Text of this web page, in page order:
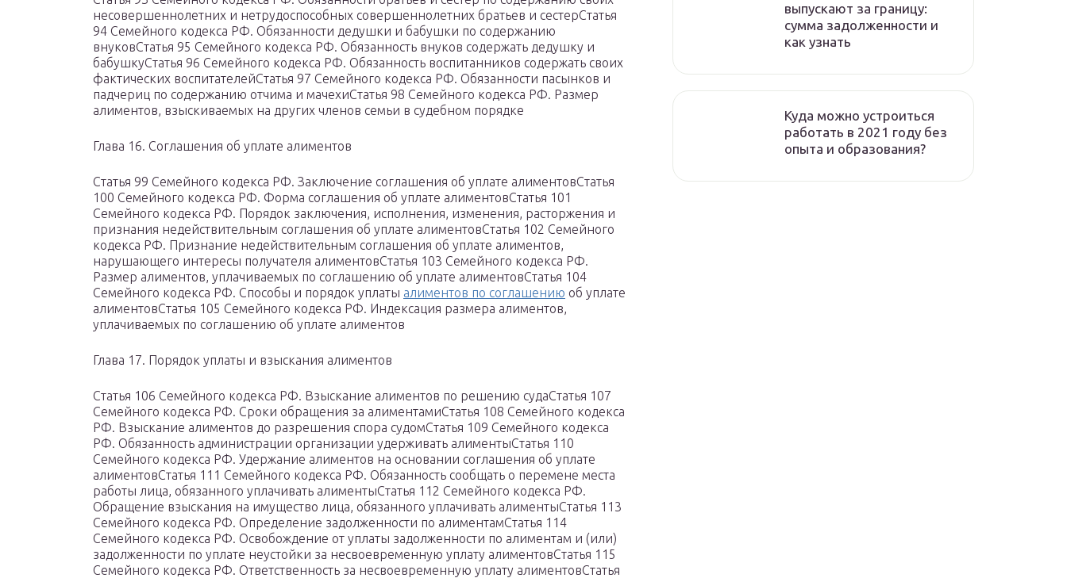
несовершеннолетних и нетрудоспособных совершеннолетних братьев и сестерСтатья
94 Семейного кодекса РФ. Обязанности дедушки и бабушки по содержанию
внуковСтатья 95 Семейного кодекса РФ. Обязанность внуков содержать дедушку и
бабушкуСтатья 96 Семейного кодекса РФ. Обязанность воспитанников содержать своих
фактических воспитателейСтатья 97 Семейного кодекса РФ. Обязанности пасынков и
падчериц по содержанию отчима и мачехиСтатья 98 Семейного кодекса РФ. Размер
алиментов, взыскиваемых на других членов семьи в судебном порядке
Глава 16. Соглашения об уплате алиментов
Статья 99 Семейного кодекса РФ. Заключение соглашения об уплате алиментовСтатья
100 Семейного кодекса РФ. Форма соглашения об уплате алиментовСтатья 101
Семейного кодекса РФ. Порядок заключения, исполнения, изменения, расторжения и
признания недействительным соглашения об уплате алиментовСтатья 102 Семейного
кодекса РФ. Признание недействительным соглашения об уплате алиментов,
нарушающего интересы получателя алиментовСтатья 103 Семейного кодекса РФ.
Размер алиментов, уплачиваемых по соглашению об уплате алиментовСтатья 104
Семейного кодекса РФ. Способы и порядок уплаты алиментов по соглашению об уплате
алиментовСтатья 105 Семейного кодекса РФ. Индексация размера алиментов,
уплачиваемых по соглашению об уплате алиментов
Глава 17. Порядок уплаты и взыскания алиментов
Статья 106 Семейного кодекса РФ. Взыскание алиментов по решению судаСтатья 107
Семейного кодекса РФ. Сроки обращения за алиментамиСтатья 108 Семейного кодекса
РФ. Взыскание алиментов до разрешения спора судомСтатья 109 Семейного кодекса
РФ. Обязанность администрации организации удерживать алиментыСтатья 110
Семейного кодекса РФ. Удержание алиментов на основании соглашения об уплате
алиментовСтатья 111 Семейного кодекса РФ. Обязанность сообщать о перемене места
работы лица, обязанного уплачивать алиментыСтатья 112 Семейного кодекса РФ.
Обращение взыскания на имущество лица, обязанного уплачивать алиментыСтатья 113
Семейного кодекса РФ. Определение задолженности по алиментамСтатья 114
Семейного кодекса РФ. Освобождение от уплаты задолженности по алиментам и (или)
задолженности по уплате неустойки за несвоевременную уплату алиментовСтатья 115
Семейного кодекса РФ. Ответственность за несвоевременную уплату алиментовСтатья
выпускают за границу:
сумма задолженности и
как узнать
Куда можно устроиться
работать в 2021 году без
опыта и образования?